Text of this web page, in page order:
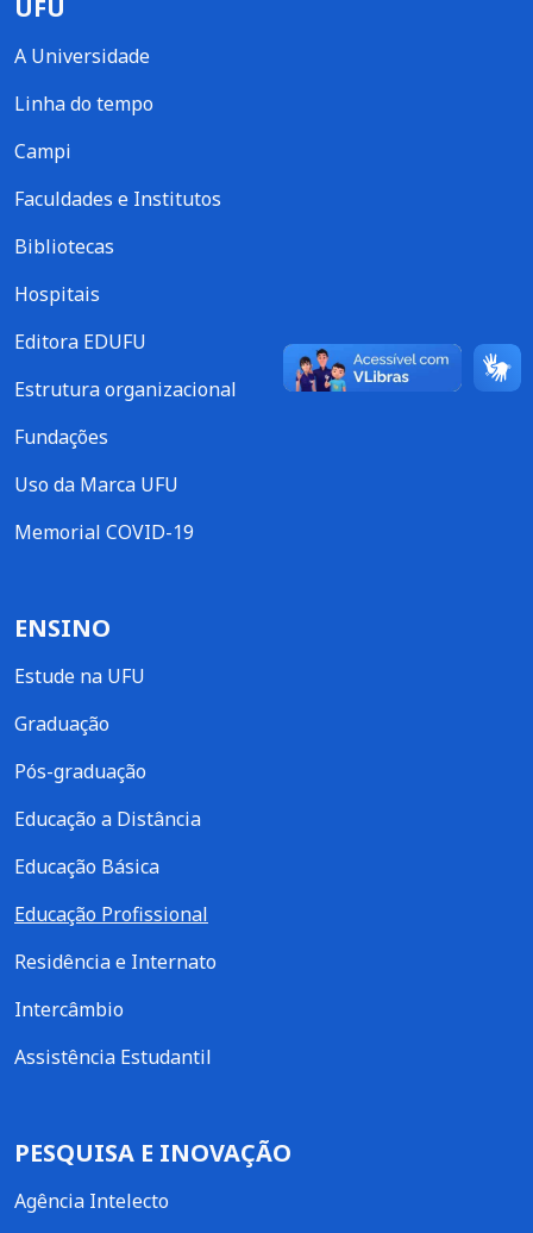
UFU
A Universidade
Linha do tempo
Campi
Faculdades e Institutos
Bibliotecas
Hospitais
Editora EDUFU
Estrutura organizacional
Fundações
Uso da Marca UFU
Memorial COVID-19
ENSINO
Estude na UFU
Graduação
Pós-graduação
Educação a Distância
Educação Básica
Educação Profissional
Residência e Internato
Intercâmbio
Assistência Estudantil
PESQUISA E INOVAÇÃO
Agência Intelecto